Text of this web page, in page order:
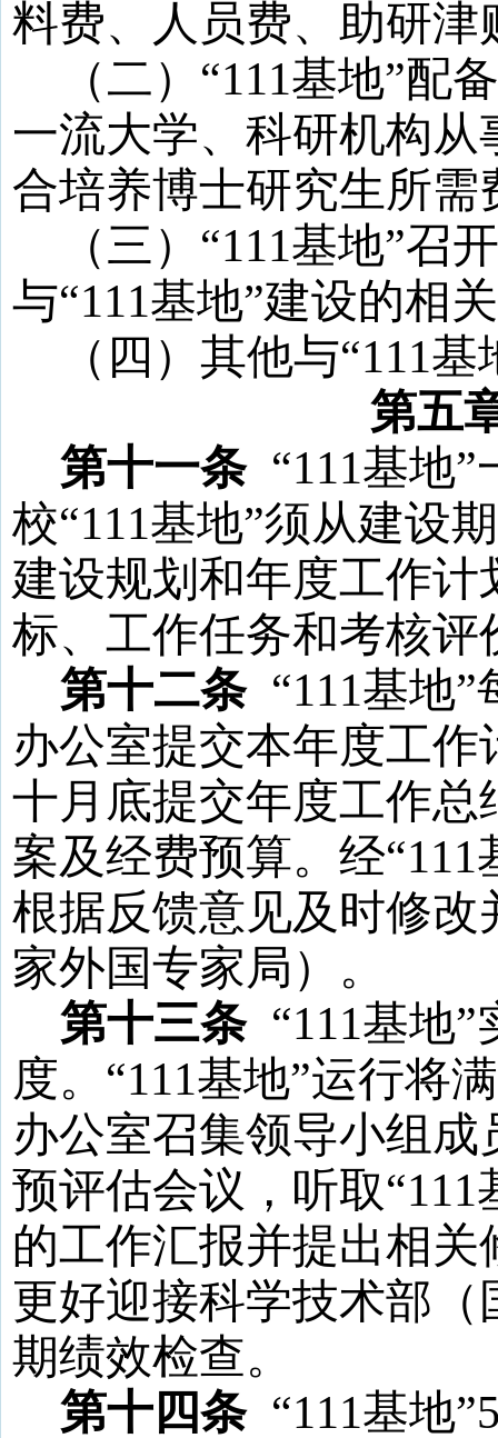
料费、人员费、助研
（二） “111基地”配
一流大学、科研机构
合培养博士研究生所需
（三） “111基地”召
与“111基地”建设的相
（四）其他与“111基
第五
第十一条 “111基地”
校“111基地”须从建设
建设规划和年度工作
标、工作任务和考核评
第十二条 “111基地”
办公室提交本年度工
十月底提交年度工作
案及经费预算。经“111
根据反馈意见及时修
家外国专家局）。
第十三条 “111基地”
度。“111基地”运行将满
办公室召集领导小组
预评估会议，听取“111
的工作汇报并提出相
更好迎接科学技术部
期绩效检查。
第十四条 “111基地”